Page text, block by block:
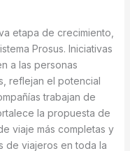
etapa de crecimiento,
Prosus. Iniciativas
a las personas
reflejan el potencial
trabajan de
la propuesta de
viaje más completas y
de viajeros en toda la